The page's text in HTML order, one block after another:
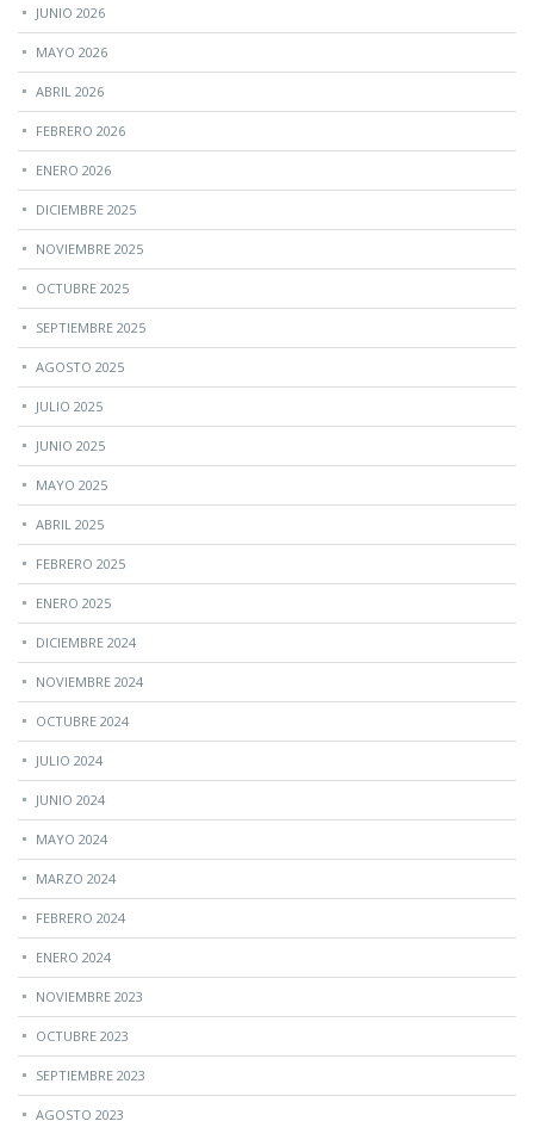
JUNIO 2026
MAYO 2026
ABRIL 2026
FEBRERO 2026
ENERO 2026
DICIEMBRE 2025
NOVIEMBRE 2025
OCTUBRE 2025
SEPTIEMBRE 2025
AGOSTO 2025
JULIO 2025
JUNIO 2025
MAYO 2025
ABRIL 2025
FEBRERO 2025
ENERO 2025
DICIEMBRE 2024
NOVIEMBRE 2024
OCTUBRE 2024
JULIO 2024
JUNIO 2024
MAYO 2024
MARZO 2024
FEBRERO 2024
ENERO 2024
NOVIEMBRE 2023
OCTUBRE 2023
SEPTIEMBRE 2023
AGOSTO 2023